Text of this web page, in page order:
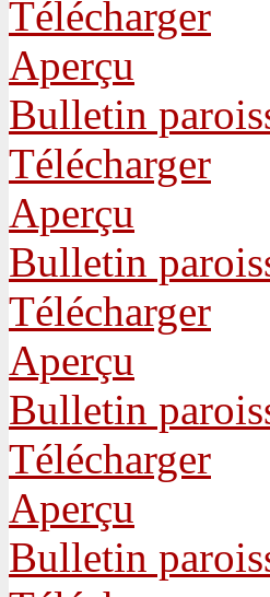
Télécharger
Aperçu
Bulletin
Télécharger
Aperçu
Bulletin
Télécharger
Aperçu
Bulletin
Télécharger
Aperçu
Bulletin